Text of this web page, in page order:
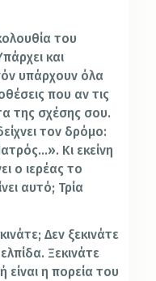
του
και
υπάρχουν όλα
που αν τις
της σχέσης σου.
τον δρόμο:
Κι εκείνη
ο ιερέας το
αυτό; Τρία
Δεν ξεκινάτε
Ξεκινάτε
είναι η πορεία του